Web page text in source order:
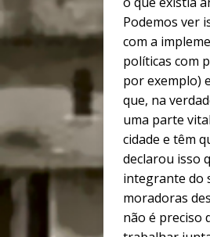
Podemos ver
com a
políticas com
por exemplo)
que, na
uma parte
cidade e têm
declarou isso
integrante do
moradoras
não é preciso